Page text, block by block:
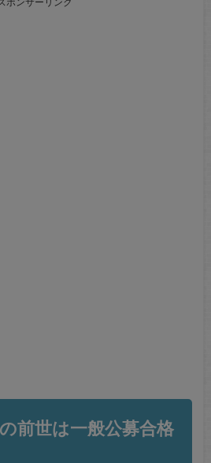
前世は一般公募合格